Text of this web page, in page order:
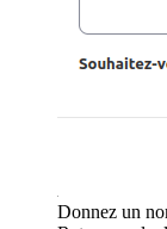
Donnez un